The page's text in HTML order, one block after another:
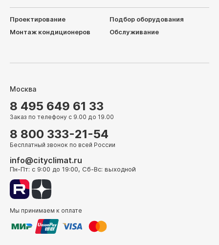
Проектирование
Подбор оборудования
Монтаж кондиционеров
Обслуживание
Москва
8 495 649 61 33
Заказ по телефону с 9.00 до 19.00
8 800 333-21-54
Бесплатный звонок по всей России
info@cityclimat.ru
Пн-Пт: с 9:00 до 19:00, Сб-Вс: выходной
Мы принимаем к оплате